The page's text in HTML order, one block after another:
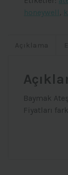
honeywell ,
Baymak
Fiyatları